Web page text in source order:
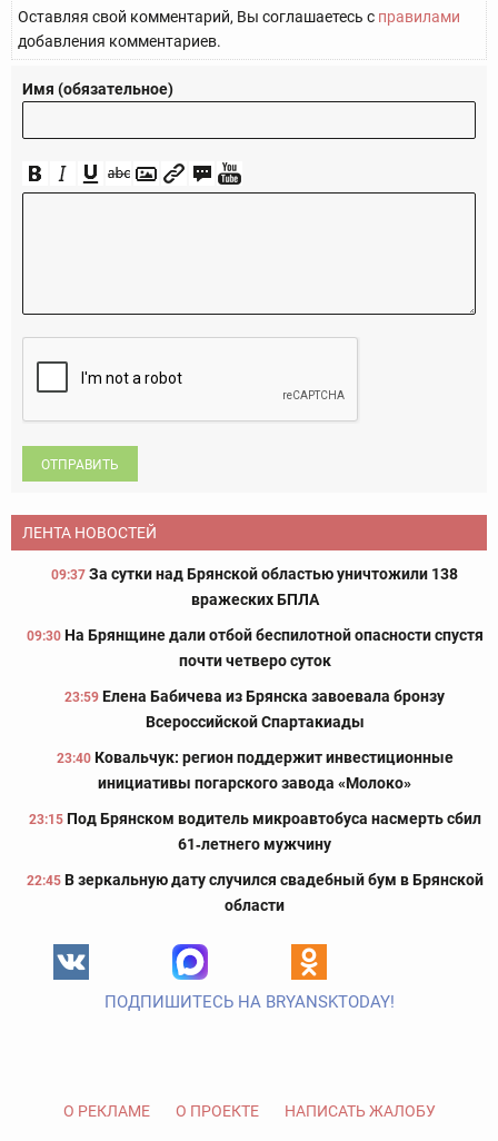
Оставляя свой комментарий, Вы соглашаетесь с правилами
добавления комментариев.
Имя (обязательное)
ОТПРАВИТЬ
ЛЕНТА НОВОСТЕЙ
09:37 За сутки над Брянской областью уничтожили 138
вражеских БПЛА
09:30 На Брянщине дали отбой беспилотной опасности спустя
почти четверо суток
23:59 Елена Бабичева из Брянска завоевала бронзу
Всероссийской Спартакиады
23:40 Ковальчук: регион поддержит инвестиционные
инициативы погарского завода «Молоко»
23:15 Под Брянском водитель микроавтобуса насмерть сбил
61‑летнего мужчину
22:45 В зеркальную дату случился свадебный бум в Брянской
области
ПОДПИШИТЕСЬ НА BRYANSKTODAY!
О РЕКЛАМЕ О ПРОЕКТЕ НАПИСАТЬ ЖАЛОБУ